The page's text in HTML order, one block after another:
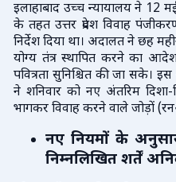
इलाहाबाद उच्च न्यायालय ने 12
के तहत उत्तर प्रदेश विवाह
निर्देश दिया था। अदालत ने छह
योग्य तंत्र स्थापित करने का
पवित्रता सुनिश्चित की जा सके।
ने शनिवार को नए अंतरिम
भागकर विवाह करने वाले जोड़ों
नए नियमों के
निम्नलिखित शर्तें